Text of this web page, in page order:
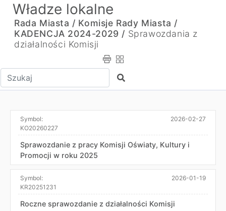
Władze lokalne
Rada Miasta / Komisje Rady Miasta /
KADENCJA 2024-2029 / Sprawozdania z
działalności Komisji
Wpisz tekst do wyszukania Szukaj
Symbol:
KO20260227
2026-02-27
Sprawozdanie z pracy Komisji Oświaty, Kultury i
Promocji w roku 2025
Symbol:
KR20251231
2026-01-19
Roczne sprawozdanie z działalności Komisji